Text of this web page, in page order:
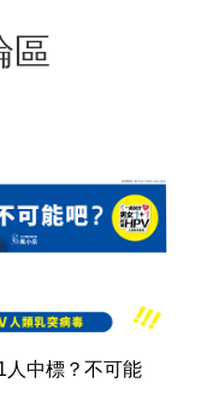
區
人中標？不可能